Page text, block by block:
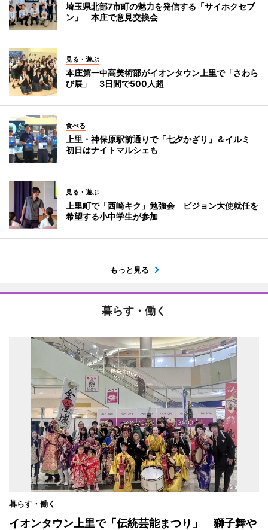
埼玉県北部7市町の魅力を発信する「サイホクセブ
ン」 本庄で意見交換会
見る・遊ぶ
本庄第一中高美術部がイオンタウン上里で「さわら
び展」 3日間で500人超
食べる
上里・神保原駅前通りで「七夕かざり」＆イルミ
初日はナイトマルシェも
見る・遊ぶ
上里町で「西崎キク」勉強会 ビジョン大使就任を
希望する小中学生が参加
もっと見る
暮らす・働く
暮らす・働く
イオンタウン上里で「伝統芸能まつり」 獅子舞や